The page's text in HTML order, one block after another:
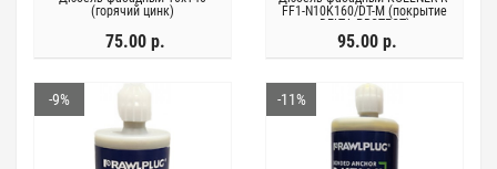
(горячий цинк)
75.00 р.
FF1-N10K160/DT-M (покрытие
DELTA PROTECT)
95.00 р.
-9% -11%